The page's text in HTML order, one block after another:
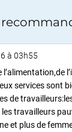
à 03h55
services sont
de
travailleurs
et plus de